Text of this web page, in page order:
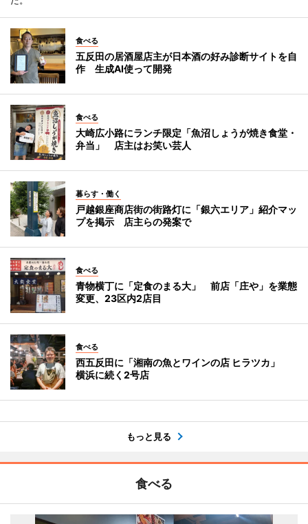
食べる
五反田の居酒屋店主が日本酒の好み診断サイトを自
作 生成AI使って開発
食べる
大崎広小路にランチ限定「魚沼しょうが焼き食堂・
弁当」 店主はお笑い芸人
暮らす・働く
戸越銀座商店街の街路灯に「銀六エリア」紹介マッ
プを掲示 店主らの発案で
食べる
青物横丁に「定食のまる大」 前店「庄や」を業態
変更、23区内2店目
食べる
西五反田に「湘南の魚とワインの店 ヒラツカ」
横浜に続く2号店
もっと見る
食べる